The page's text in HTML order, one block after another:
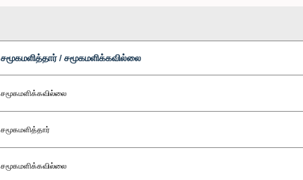
சமூகமளித்தார் / சமூகமளிக்கவில்லை
சமூகமளிக்கவில்லை
சமூகமளித்தார்
சமூகமளிக்கவில்லை